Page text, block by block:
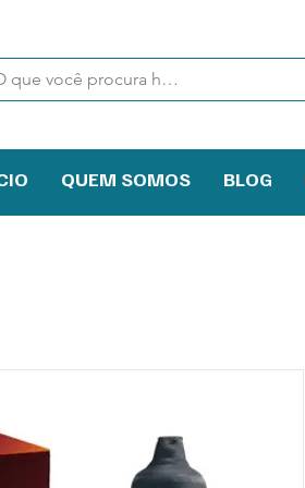
QUEM SOMOS BLOG